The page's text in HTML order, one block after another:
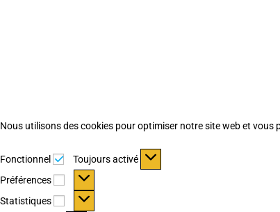
Nous utilisons des cookies pour optimiser notre site web et
Fonctionnel Fonctionnel
Toujours activé
Préférences
Préférences
Statistiques Statistiques